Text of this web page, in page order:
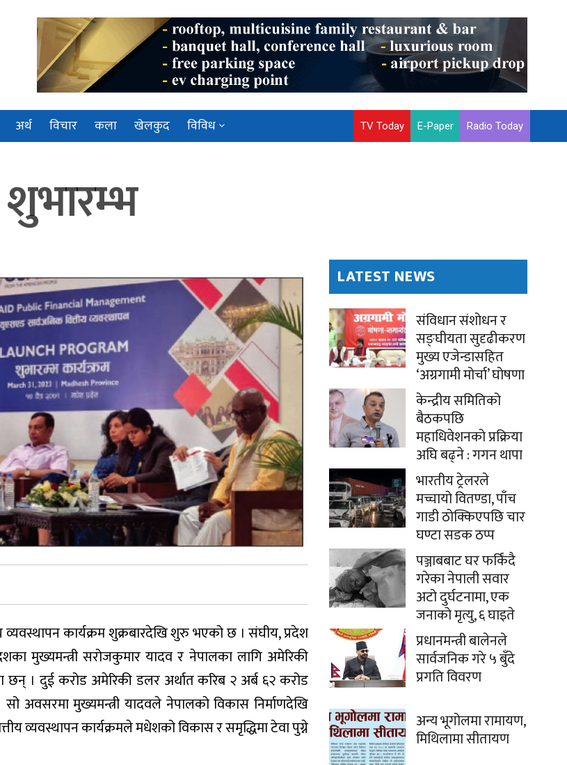
अर्थ विचार कला खेलकुद विविध TV Today E-Paper Radio Today
कार्यक्रम शुक्रबारदेखि शुरु भएको छ । संघीय, प्रदेश
मुख्यमन्त्री सरोजकुमार यादव र नेपालका लागि अमेरिकी
। दुई करोड अमेरिकी डलर अर्थात करिब २ अर्ब ६२ करोड
अवसरमा मुख्यमन्त्री यादवले नेपालको विकास निर्माणदेखि
व्यवस्थापन कार्यक्रमले मधेशको विकास र समृद्धिमा टेवा पुग्ने
LATEST NEWS
संविधान संशोधन र
सङ्घीयता सुदृढीकरण
मुख्य एजेन्डासहित
‘अग्रगामी मोर्चा’ घोषणा
केन्द्रीय समितिको
बैठकपछि
महाधिवेशनको प्रक्रिया
अघि बढ्ने : गगन थापा
भारतीय ट्रेलरले
मच्चायो वितण्डा, पाँच
गाडी ठोक्किएपछि चार
घण्टा सडक ठप्प
पञ्जाबबाट घर फर्किंदै
गरेका नेपाली सवार
अटो दुर्घटनामा, एक
जनाको मृत्यु, ६ घाइते
प्रधानमन्त्री बालेनले
सार्वजनिक गरे ५ बुँदे
प्रगति विवरण
अन्य भूगोलमा रामायण,
मिथिलामा सीतायण